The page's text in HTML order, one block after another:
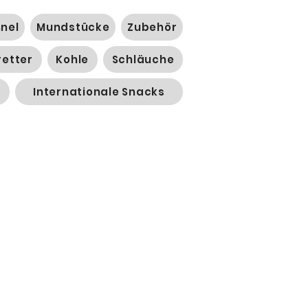
Mundstücke Zubehör
Kohle Schläuche
Internationale Snacks